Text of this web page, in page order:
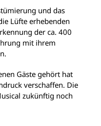
und das
Lüfte erhebenden
der ca. 400
mit ihrem
Gäste gehört hat
verschaffen. Die
zukünftig noch